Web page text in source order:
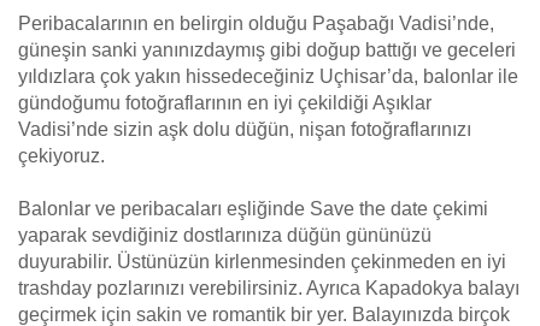
Peribacalarının en belirgin olduğu Paşabağı Vadisi’nde,
güneşin sanki yanınızdaymış gibi doğup battığı ve geceleri
yıldızlara çok yakın hissedeceğiniz Uçhisar’da, balonlar ile
gündoğumu fotoğraflarının en iyi çekildiği Aşıklar
Vadisi’nde sizin aşk dolu düğün, nişan fotoğraflarınızı
çekiyoruz.
Balonlar ve peribacaları eşliğinde Save the date çekimi
yaparak sevdiğiniz dostlarınıza düğün gününüzü
duyurabilir. Üstünüzün kirlenmesinden çekinmeden en iyi
trashday pozlarınızı verebilirsiniz. Ayrıca Kapadokya balayı
geçirmek için sakin ve romantik bir yer. Balayınızda birçok